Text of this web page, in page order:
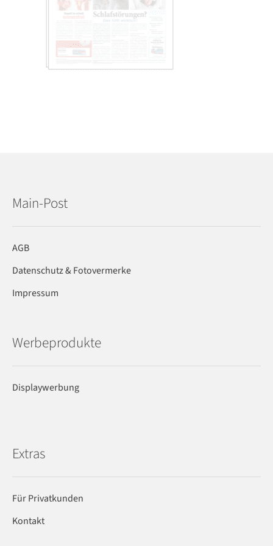
Main-Post
AGB
Datenschutz & Fotovermerke
Impressum
Werbeprodukte
Displaywerbung
Extras
Für Privatkunden
Kontakt